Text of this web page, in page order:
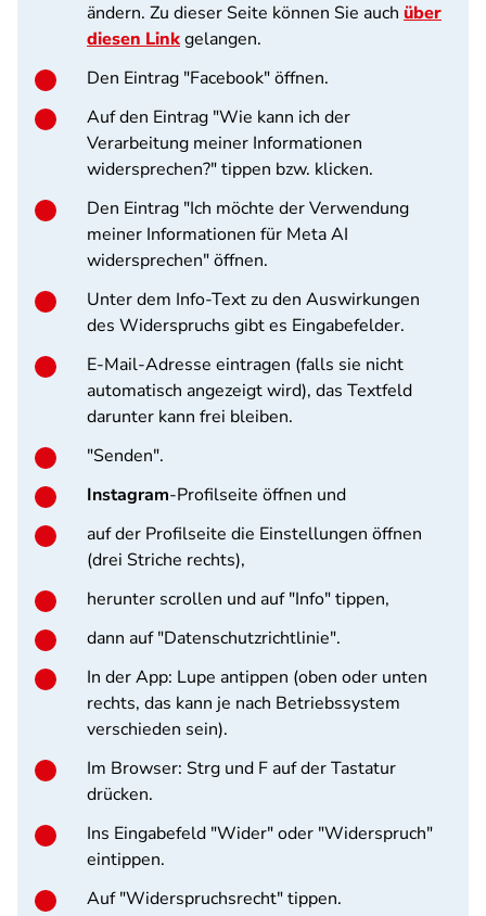
ändern. Zu dieser Seite können Sie auch über
diesen Linkgelangen.
Den Eintrag "Facebook" öffnen.
Auf den Eintrag "Wie kann ich der
Verarbeitung meiner Informationen
widersprechen?" tippen bzw. klicken.
Den Eintrag "Ich möchte der Verwendung
meiner Informationen für Meta AI
widersprechen" öffnen.
Unter dem Info-Text zu den Auswirkungen
des Widerspruchs gibt es Eingabefelder.
E-Mail-Adresse eintragen (falls sie nicht
automatisch angezeigt wird), das Textfeld
darunter kann frei bleiben.
"Senden".
Instagram-Profilseite öffnen und
auf der Profilseite die Einstellungen öffnen
(drei Striche rechts),
herunter scrollen und auf "Info" tippen,
dann auf "Datenschutzrichtlinie".
In der App: Lupe antippen (oben oder unten
rechts, das kann je nach Betriebssystem
verschieden sein).
Im Browser: Strg und F auf der Tastatur
drücken.
Ins Eingabefeld "Wider" oder "Widerspruch"
eintippen.
Auf "Widerspruchsrecht" tippen.